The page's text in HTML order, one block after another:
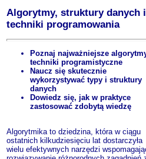
Algorytmy, struktury danych i
techniki programowania
Poznaj najważniejsze
techniki programistyczne
Naucz się skutecznie
wykorzystywać typy i struktury
danych
Dowiedz się, jak w praktyce
zastosować zdobytą wiedzę
Algorytmika to dziedzina, która w ciągu
ostatnich kilkudziesięciu lat dostarczyła
wielu efektywnych narzędzi